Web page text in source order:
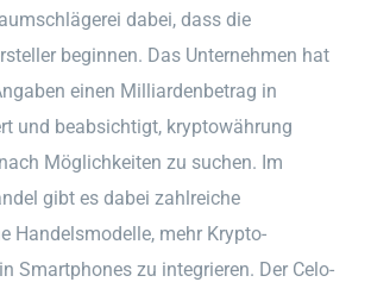
dabei, dass die
beginnen. Das Unternehmen hat
einen Milliardenbetrag in
und beabsichtigt, kryptowährung
Möglichkeiten zu suchen. Im
gibt es dabei zahlreiche
Handelsmodelle, mehr Krypto-
Smartphones zu integrieren. Der Celo-